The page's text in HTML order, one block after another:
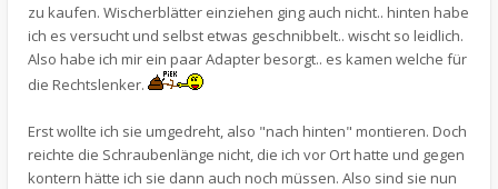
zu kaufen. Wischerblätter einziehen ging auch nicht.. hinten habe
ich es versucht und selbst etwas geschnibbelt.. wischt so leidlich.
Also habe ich mir ein paar Adapter besorgt.. es kamen welche für
die Rechtslenker.
Erst wollte ich sie umgedreht, also "nach hinten" montieren. Doch
reichte die Schraubenlänge nicht, die ich vor Ort hatte und gegen
kontern hätte ich sie dann auch noch müssen. Also sind sie nun